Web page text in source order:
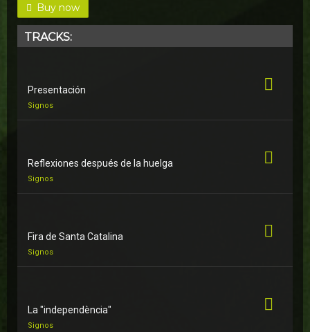
Buy now
TRACKS:
Presentación
Signos
Reflexiones después de la huelga
Signos
Fira de Santa Catalina
Signos
La "independència"
Signos